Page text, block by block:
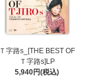
Ｔ字路s_[THE BEST OF
Ｔ字路s]LP
5,940円(税込)